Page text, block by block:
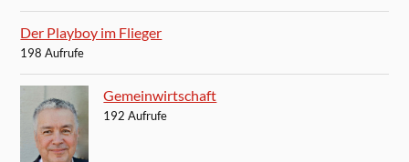
Der Playboy im Flieger
198 Aufrufe
Gemeinwirtschaft
192 Aufrufe